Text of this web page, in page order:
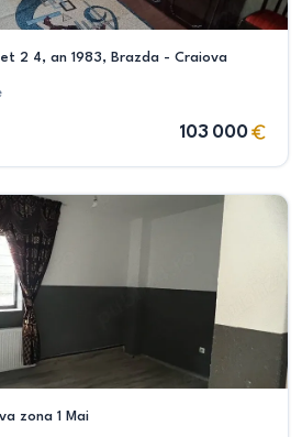
2 4, an 1983, Brazda - Craiova
103 000
zona 1 Mai